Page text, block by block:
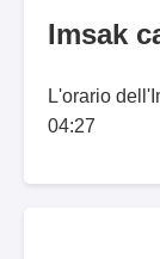
Imsak
L'orario
04:27